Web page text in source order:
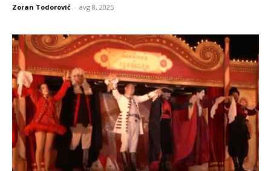
Zoran Todorović - avg 8, 2025